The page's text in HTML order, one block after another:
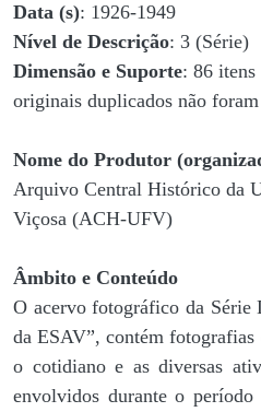
Data (s): 1926-1949
Nível de Descrição: 3 (Série)
Dimensão e Suporte: 86
originais duplicados não
Nome do Produtor
Arquivo Central Histórico da
Viçosa (ACH-UFV)
Âmbito e Conteúdo
O acervo fotográfico da Série
da ESAV”, contém
o cotidiano e as diversas
envolvidos durante o